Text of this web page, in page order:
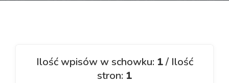
Ilość wpisów w schowku: 1/ Ilość
stron: 1